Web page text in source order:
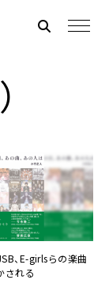
、E-girlsらの楽曲
される